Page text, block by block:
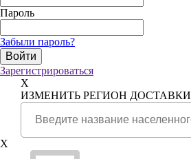
Пароль
Забыли пароль?
Зарегистрироваться
X
ИЗМЕНИТЬ РЕГИОН ДОСТАВКИ
X